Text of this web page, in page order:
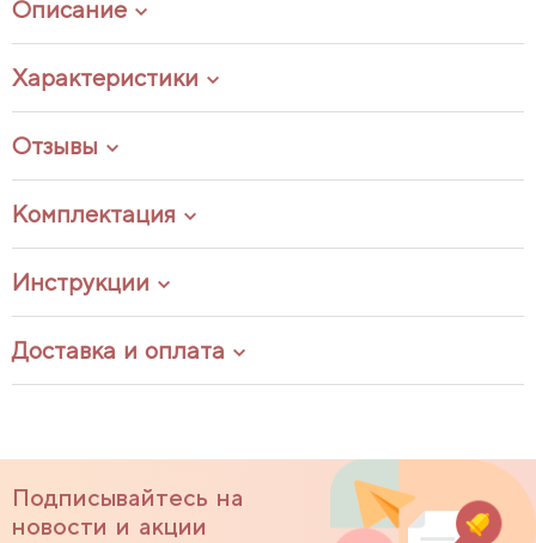
Описание
Характеристики
Отзывы
Комплектация
Инструкции
Доставка и оплата
Подписывайтесь на
новости и акции